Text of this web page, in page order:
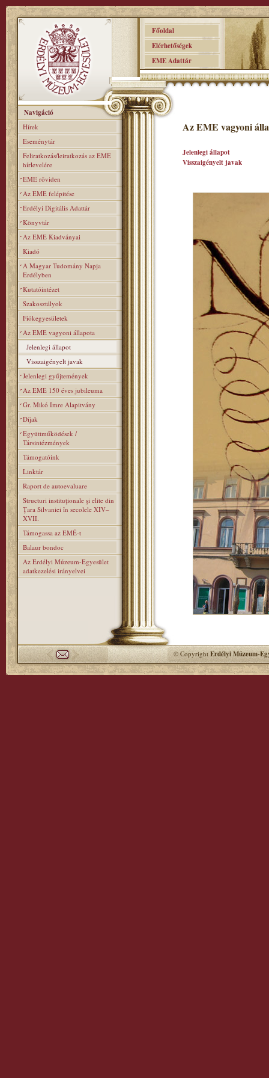
Főoldal
Elérhetőségek
EME Adattár
Navigáció
Hírek
Eseménytár
Feliratkozás/leiratkozás az EME
hírlevelére
EME röviden
Az EME felépitése
Erdélyi Digitális Adattár
Könyvtár
Az EME Kiadványai
Kiadó
A Magyar Tudomány Napja
Erdélyben
Kutatóintézet
Szakosztályok
Fiókegyesületek
Az EME vagyoni állapota
Jelenlegi állapot
Visszaigényelt javak
Jelenlegi gyűjtemények
Az EME 150 éves jubileuma
Gr. Mikó Imre Alapitvány
Díjak
Együttműködések /
Társintézmények
Támogatóink
Linktár
Raport de autoevaluare
Structuri instituţionale şi elite din
Ţara Silvaniei în secolele XIV–
XVII.
Támogassa az EMÉ-t
Balaur bondoc
Az Erdélyi Múzeum-Egyesület
adatkezelési irányelvei
Az EME vagyoni
Jelenlegi állapot
Visszaigényelt javak
© CopyrightErdélyi Múzeum-